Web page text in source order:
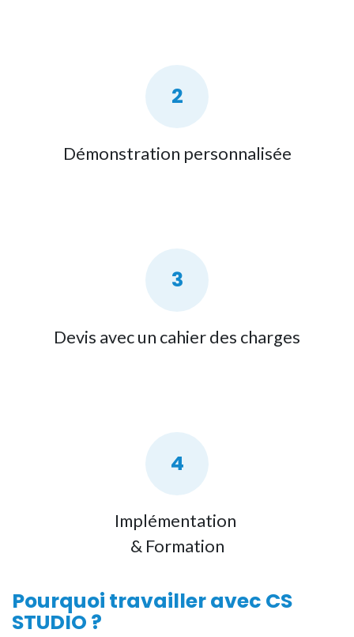
2
Démonstration personnalisée
3
Devis avec un cahier des charges
4
Implémentation
& Formation
Pourquoi travailler avec CS
STUDIO ?